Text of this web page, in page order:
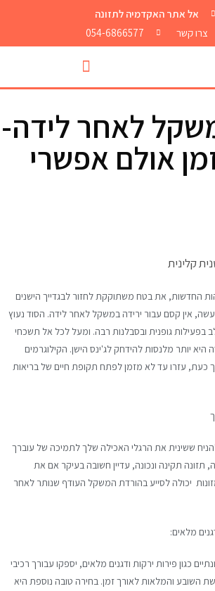
אל אתר האקדמיה לתזונה
צרו קשר
054-6866577
לאחר לידה-
אולם אפשרי
החדשות, את בטח משתוקקת לחזור לבגדייך הישנים
אין קסם עבור ירידה במשקל לאחר לידה. הסוד נעוץ
בפעילות גופנית ובסבלנות רבה. ומעל לכל אל תשכחי
יותר מלנסות להידחק לג'ינס הישן. הקילוגרמים
כעת, עזרו עד לא מזמן לפתח תקופת חיים של בריאות
ששינית את הרגלי האכילה שלך לתמיכה של עוברך
תזונה תקינה ונכונה, עדיין חשובה בעיקר אם את
יכולה לסייע בהורדת המשקל העודף שנותר לאחר
מלאים:
כגון פירות ירקות ודגנים מלאים, יספקו עבורך רכיבי
השובע והמלאות לאורך זמן. בחירה טובה נוספת היא